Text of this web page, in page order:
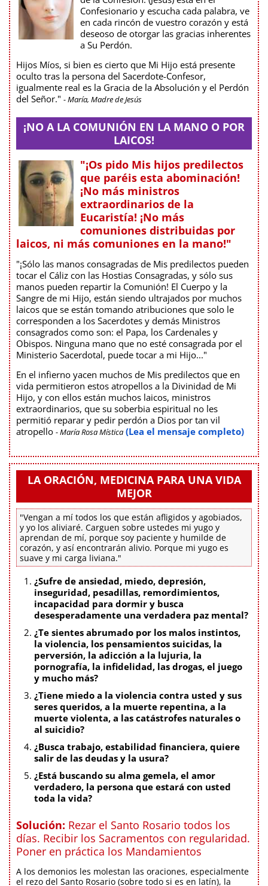
Confesionario y escucha cada palabra, ve
en cada rincón de vuestro corazón y está
deseoso de otorgar las gracias inherentes
a Su Perdón.
Hijos Míos, si bien es cierto que Mi Hijo está presente
oculto tras la persona del Sacerdote-Confesor,
igualmente real es la Gracia de la Absolución y el Perdón
del Señor." - María, Madre de Jesús
¡NO A LA COMUNIÓN EN LA MANO O POR
LAICOS!
"¡Os pido Mis hijos predilectos
que paréis esta abominación!
¡No más ministros
extraordinarios de la
Eucaristía! ¡No más
comuniones distribuidas por
laicos, ni más comuniones en la mano!"
"¡Sólo las manos consagradas de Mis predilectos pueden
tocar el Cáliz con las Hostias Consagradas, y sólo sus
manos pueden repartir la Comunión! El Cuerpo y la
Sangre de mi Hijo, están siendo ultrajados por muchos
laicos que se están tomando atribuciones que solo le
corresponden a los Sacerdotes y demás Ministros
consagrados como son: el Papa, los Cardenales y
Obispos. Ninguna mano que no esté consagrada por el
Ministerio Sacerdotal, puede tocar a mi Hijo..."
En el infierno yacen muchos de Mis predilectos que en
vida permitieron estos atropellos a la Divinidad de Mi
Hijo, y con ellos están muchos laicos, ministros
extraordinarios, que su soberbia espiritual no les
permitió reparar y pedir perdón a Dios por tan vil
atropello - María Rosa Mística (Lea el mensaje completo)
LA ORACIÓN, MEDICINA PARA UNA VIDA
MEJOR
"Vengan a mí todos los que están afligidos y agobiados,
y yo los aliviaré. Carguen sobre ustedes mi yugo y
aprendan de mí, porque soy paciente y humilde de
corazón, y así encontrarán alivio. Porque mi yugo es
suave y mi carga liviana."
¿Sufre de ansiedad, miedo, depresión,
inseguridad, pesadillas, remordimientos,
incapacidad para dormir y busca
desesperadamente una verdadera paz mental?
¿Te sientes abrumado por los malos instintos,
la violencia, los pensamientos suicidas, la
perversión, la adicción a la lujuria, la
pornografía, la infidelidad, las drogas, el juego
y mucho más?
¿Tiene miedo a la violencia contra usted y sus
seres queridos, a la muerte repentina, a la
muerte violenta, a las catástrofes naturales o
al suicidio?
¿Busca trabajo, estabilidad financiera, quiere
salir de las deudas y la usura?
¿Está buscando su alma gemela, el amor
verdadero, la persona que estará con usted
toda la vida?
Solución: Rezar el Santo Rosario todos los
días. Recibir los Sacramentos con regularidad.
Poner en práctica los Mandamientos
A los demonios les molestan las oraciones, especialmente
el rezo del Santo Rosario (sobre todo si es en latín), la